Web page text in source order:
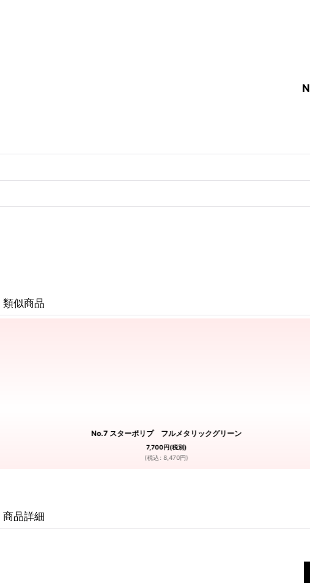
類似商品
No.7 スターポリプ フルメタリックグリーン
7,700円(税別)
(税込: 8,470円)
商品詳細